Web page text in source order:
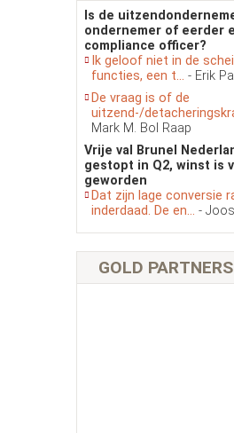
Is de
ondernemer of eerder
compliance officer?
Ik geloof niet in de
functies, een t... - Erik
De vraag is of de
uitzend-/
Mark M. Bol Raap
Vrije val Brunel
gestopt in Q2, winst is
geworden
Dat zijn lage conversie
inderdaad. De en... -
GOLD PARTNERS